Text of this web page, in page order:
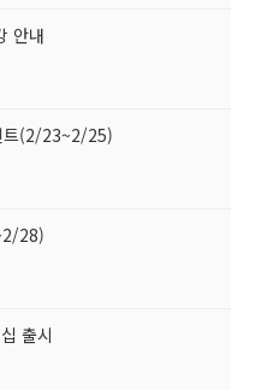
안내
트(2/23~2/25)
28)
출시